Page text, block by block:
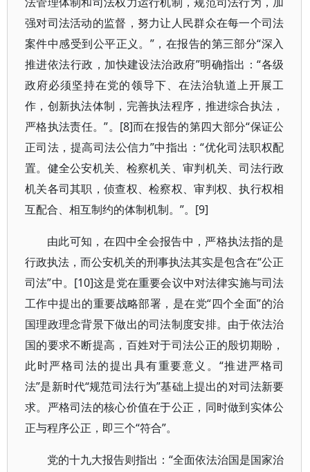
强对司法活动的监督，努力让人民群众在每一个司法
案件中感受到公平正义。”，在报告的第三部分“深入
推进依法行政，加快建设法治政府”明确指出：“各级
政府必须坚持在党的领导下、在法治轨道上开展工
作，创新执法体制，完善执法程序，推进综合执法，
严格执法责任。”。[8]而在报告的第四大部分“保证公
正司法，提高司法公信力”中指出：“优化司法职权配
置。健全公安机关、检察机关、审判机关、司法行政
机关各司其职，侦查权、检察权、审判权、执行权相
互配合、相互制约的体制机制。”。[9]
由此可知，在四中全会报告中，严格执法指的是
行政执法，而公安机关的刑事执法其实是包含在“公正
司法”中。[10]这是党在重要会议中对法律实施与司法
工作中提出的重要战略部署，是在党“四个全面”的治
国理政理念背景下做出的司法制度安排。由于依法治
国的要求不断提高，百姓对于司法公正的殷切期盼，
此时严格司法的提出具有重要意义。“推进严格司
法”是新时代“规范司法行为”基础上提出的对司法新要
求。严格司法的核心价值在于公正，同时做到实体公
正与程序公正，即三个“符合”。
党的十九大报告则指出：“全面依法治国是国家治